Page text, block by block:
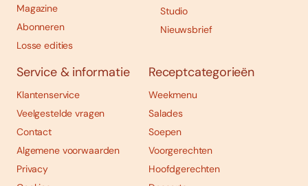
Magazine
Abonneren
Losse edities
Studio
Nieuwsbrief
Service & informatie
Klantenservice
Veelgestelde vragen
Contact
Algemene voorwaarden
Privacy
Receptcategorieën
Weekmenu
Salades
Soepen
Voorgerechten
Hoofdgerechten